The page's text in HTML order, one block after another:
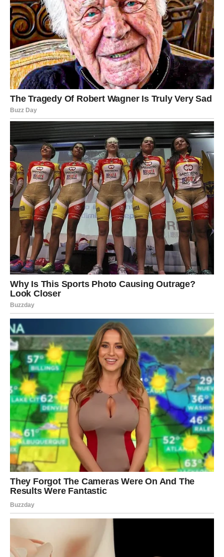
Treći savjet naglašava važnost pronalaženja vlastite svrhe.
Sandra Bijelac vjeruje da otkrivanje dubokog smisla života
može biti ključno za proces ozdravljenja. Pitanja poput
“Zašto mi se to događa?” i “Koja je svrha mog života?”
mogu pomoći oboljelima da nađu unutrašnju motivaciju i
kazna, važno je gledati je kao priliku za osobnu
odgovornost i rast.